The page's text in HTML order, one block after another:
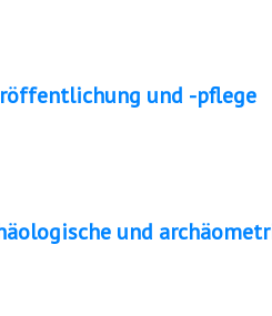
und -pflege
und